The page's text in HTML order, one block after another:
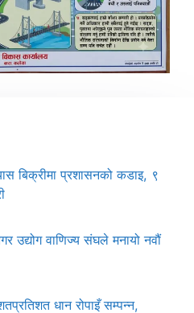
बिक्रीमा प्रशासनको कडाइ, ९
उद्योग वाणिज्य संघले मनायो नवौं
धान रोपाइँ सम्पन्न,